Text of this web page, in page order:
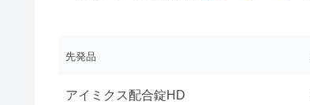
先発品
アイミクス配合錠HD